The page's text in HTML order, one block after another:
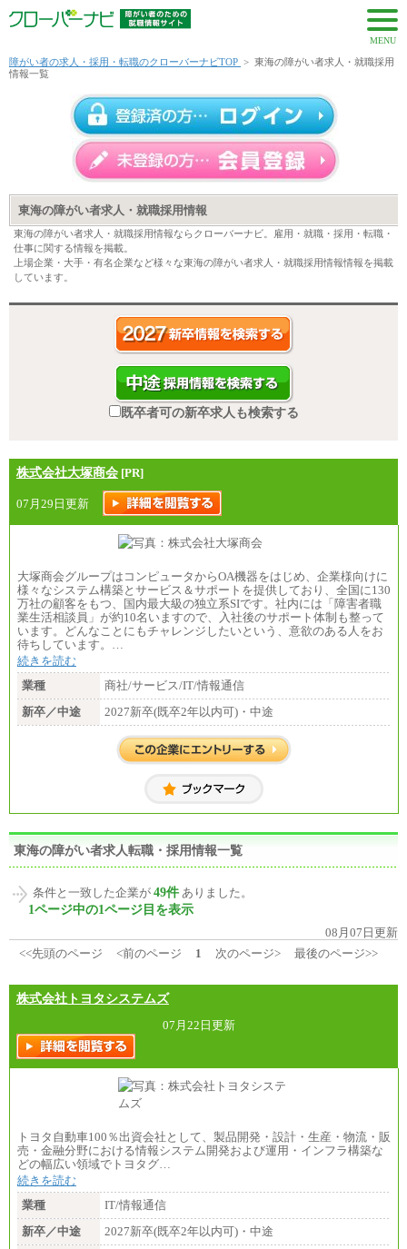
MENU
障がい者の求人・採用・転職のクローバーナビTOP > 東海の障がい者求人・就職採用
情報一覧
東海の障がい者求人・就職採用情報
東海の障がい者求人・就職採用情報ならクローバーナビ。雇用・就職・採用・転職・
仕事に関する情報を掲載。
上場企業・大手・有名企業など様々な東海の障がい者求人・就職採用情報情報を掲載
しています。
既卒者可の新卒求人も検索する
株式会社大塚商会 [PR]
07月29日更新
大塚商会グループはコンピュータからOA機器をはじめ、企業様向けに
様々なシステム構築とサービス＆サポートを提供しており、全国に130
万社の顧客をもつ、国内最大級の独立系SIです。社内には「障害者職
業生活相談員」が約10名いますので、入社後のサポート体制も整って
います。どんなことにもチャレンジしたいという、意欲のある人をお
待ちしています。…
続きを読む
業種
商社/サービス/IT/情報通信
新卒／中途
2027新卒(既卒2年以内可)・中途
東海の障がい者求人転職・採用情報一覧
条件と一致した企業が 49件 ありました。
1ページ中の1ページ目を表示
08月07日更新
<<先頭のページ
<前のページ 1 次のページ> 最後のページ>>
株式会社トヨタシステムズ
07月22日更新
トヨタ自動車100％出資会社として、製品開発・設計・生産・物流・販
売・金融分野における情報システム開発および運用・インフラ構築な
どの幅広い領域でトヨタグ…
続きを読む
業種
IT/情報通信
新卒／中途
2027新卒(既卒2年以内可)・中途